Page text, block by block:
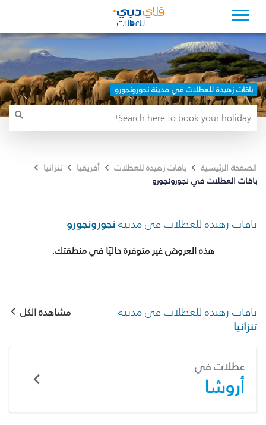
باقات زهيدة للعطلات في مدينة نجورونجورو
الصفحة الرئيسية باقات زهيدة للعطلات أفريقيا
تنزانيا
باقات العطلات في نجورونجورو
باقات زهيدة للعطلات في مدينةنجورونجورو
هذه العروض غير متوفرة حاليًا في منطقتك.
باقات زهيدة للعطلات في مدينة
تنزانيا
مشاهدة الكل
عطلات في
أروشا